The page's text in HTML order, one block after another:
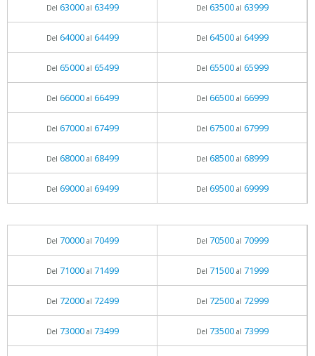
Del 63000al 63499 Del 63500al 63999
Del 64000al 64499 Del 64500al 64999
Del 65000al 65499 Del 65500al 65999
Del 66000al 66499 Del 66500al 66999
Del 67000al 67499 Del 67500al 67999
Del 68000al 68499 Del 68500al 68999
Del 69000al 69499 Del 69500al 69999
Del 70000al 70499 Del 70500al 70999
Del 71000al 71499 Del 71500al 71999
Del 72000al 72499 Del 72500al 72999
Del 73000al 73499 Del 73500al 73999